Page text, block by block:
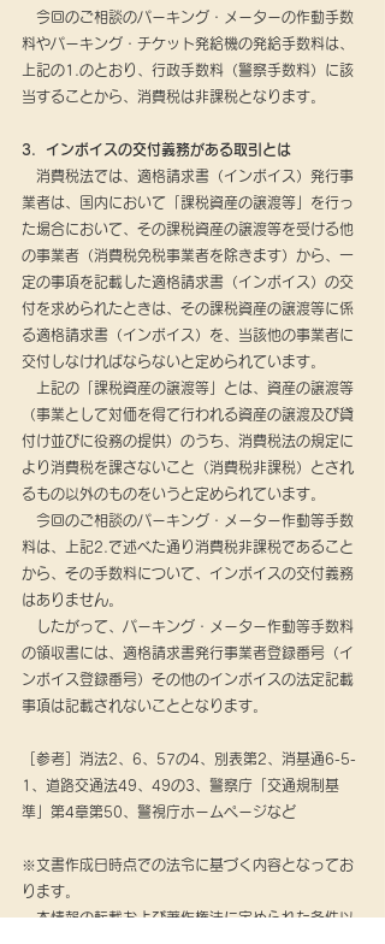
今回のご相談のパーキング・メーターの作動手数
料やパーキング・チケット発給機の発給手数料は、
上記の1.のとおり、行政手数料（警察手数料）に該
当することから、消費税は非課税となります。
3．インボイスの交付義務がある取引とは
消費税法では、適格請求書（インボイス）発行事
業者は、国内において「課税資産の譲渡等」を行っ
た場合において、その課税資産の譲渡等を受ける他
の事業者（消費税免税事業者を除きます）から、一
定の事項を記載した適格請求書（インボイス）の交
付を求められたときは、その課税資産の譲渡等に係
る適格請求書（インボイス）を、当該他の事業者に
交付しなければならないと定められています。
上記の「課税資産の譲渡等」とは、資産の譲渡等
（事業として対価を得て行われる資産の譲渡及び貸
付け並びに役務の提供）のうち、消費税法の規定に
より消費税を課さないこと（消費税非課税）とされ
るもの以外のものをいうと定められています。
今回のご相談のパーキング・メーター作動等手数
料は、上記2.で述べた通り消費税非課税であること
から、その手数料について、インボイスの交付義務
はありません。
したがって、パーキング・メーター作動等手数料
の領収書には、適格請求書発行事業者登録番号（イ
ンボイス登録番号）その他のインボイスの法定記載
事項は記載されないこととなります。
［参考］消法2、6、57の4、別表第2、消基通6-5-
1、道路交通法49、49の3、警察庁「交通規制基
準」第4章第50、警視庁ホームページなど
※文書作成日時点での法令に基づく内容となってお
ります。
本情報の転載および著作権法に定められた条件以